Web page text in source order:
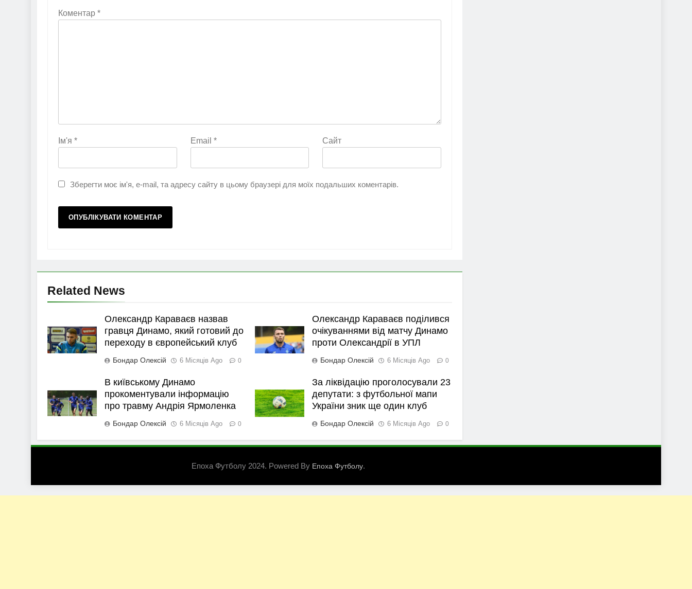
Коментар *
Ім'я * Email * Сайт
Зберегти моє ім'я, e-mail, та адресу сайту в цьому браузері для моїх подальших коментарів.
Related News
Олександр Караваєв назвав
гравця Динамо, який готовий до
переходу в європейський клуб
Бондар Олексій 6 Місяців Ago 0
Олександр Караваєв поділився
очікуваннями від матчу Динамо
проти Олександрії в УПЛ
Бондар Олексій 6 Місяців Ago 0
В київському Динамо
прокоментували інформацію
про травму Андрія Ярмоленка
Бондар Олексій 6 Місяців Ago 0
За ліквідацію проголосували 23
депутати: з футбольної мапи
України зник ще один клуб
Бондар Олексій 6 Місяців Ago 0
Епоха Футболу 2024. Powered By Епоха Футболу.